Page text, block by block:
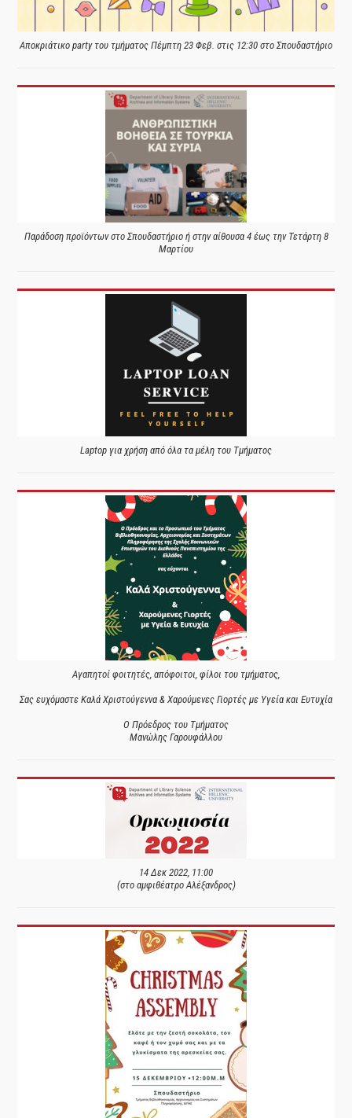
Αποκριάτικο party του τμήματος Πέμπτη 23 Φεβ. στις 12:30 στο Σπουδαστήριο
Παράδοση προϊόντων στο Σπουδαστήριο ή στην αίθουσα 4 έως την Τετάρτη 8
Μαρτίου
Laptop για χρήση από όλα τα μέλη του Τμήματος
Αγαπητοί φοιτητές, απόφοιτοι, φίλοι του τμήματος,
Σας ευχόμαστε Καλά Χριστούγεννα & Χαρούμενες Γιορτές με Υγεία και Ευτυχία
Ο Πρόεδρος του Τμήματος
Μανώλης Γαρουφάλλου
14 Δεκ 2022, 11:00
(στο αμφιθέατρο Αλέξανδρος)